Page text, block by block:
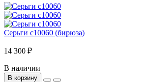
Серьги с10060 (бирюза)
14 300 ₽
В наличии
В корзину